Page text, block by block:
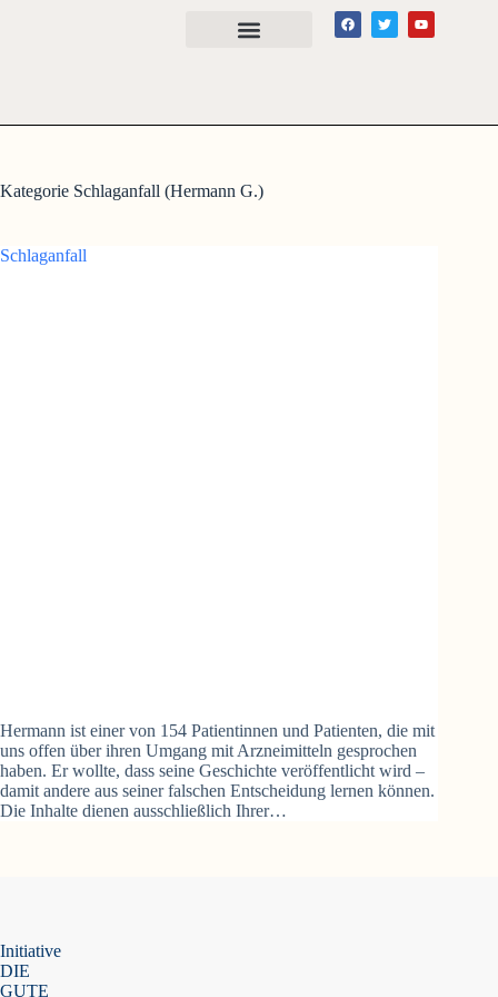
Kategorie Schlaganfall (Hermann G.)
Schlaganfall
Hermann ist einer von 154 Patientinnen und Patienten, die mit
uns offen über ihren Umgang mit Arzneimitteln gesprochen
haben. Er wollte, dass seine Geschichte veröffentlicht wird –
damit andere aus seiner falschen Entscheidung lernen können.
Die Inhalte dienen ausschließlich Ihrer…
Initiative
DIE
GUTE